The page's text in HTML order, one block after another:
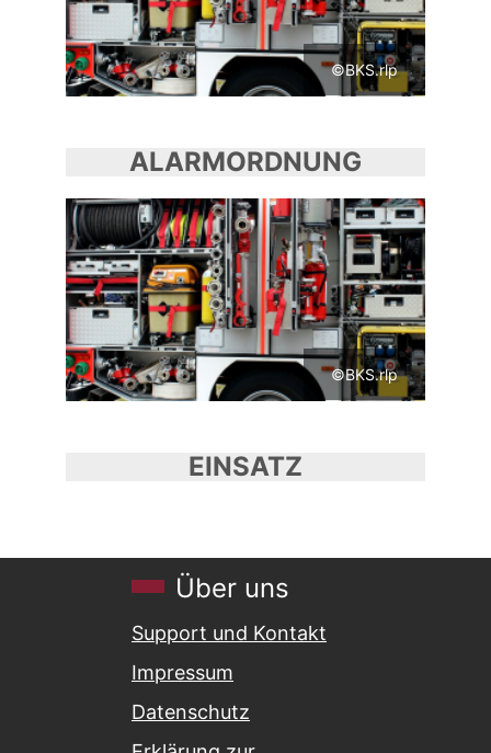
©BKS.rlp
ALARMORDNUNG
©BKS.rlp
EINSATZ
Über uns
Support und Kontakt
Impressum
Datenschutz